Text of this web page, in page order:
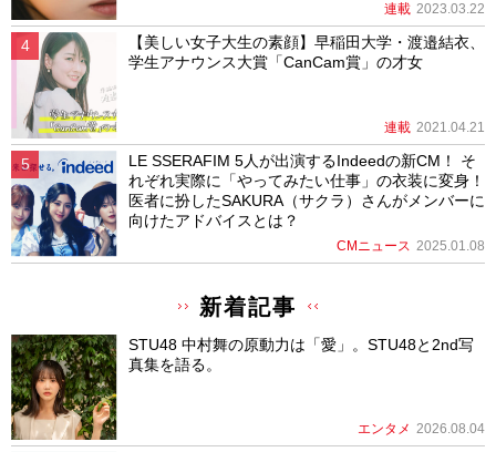
連載 2023.03.22
【美しい女子大生の素顔】早稲田大学・渡邉結衣、
学生アナウンス大賞「CanCam賞」の才女
連載 2021.04.21
LE SSERAFIM 5人が出演するIndeedの新CM！ そ
れぞれ実際に「やってみたい仕事」の衣装に変身！
医者に扮したSAKURA（サクラ）さんがメンバーに
向けたアドバイスとは？
CMニュース 2025.01.08
新着記事
STU48 中村舞の原動力は「愛」。STU48と2nd写
真集を語る。
エンタメ 2026.08.04